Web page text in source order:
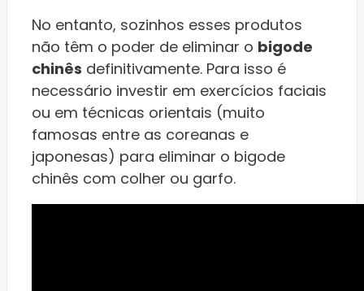
No entanto, sozinhos esses produtos
não têm o poder de eliminar o bigode
chinês definitivamente. Para isso é
necessário investir em exercícios faciais
ou em técnicas orientais (muito
famosas entre as coreanas e
japonesas) para eliminar o bigode
chinês com colher ou garfo.